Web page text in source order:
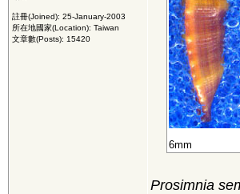
註冊(Joined): 25-January-2003
所在地國家(Location): Taiwan
文章數(Posts): 15420
6mm
Prosimnia